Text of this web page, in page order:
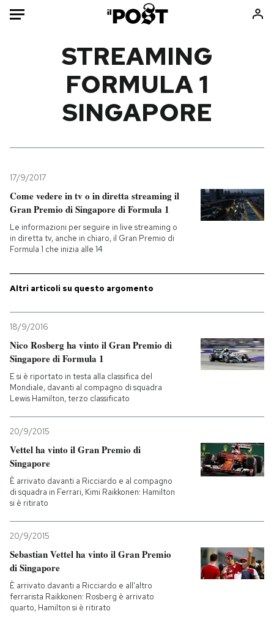
Mondo
Internet
Scienza
Cultura
Economia
Sport
Moda
Libri
Media
Europa
Altrecose
Mondiali calcio 2026
I MIEI PREFERITI
SHOP
AREA PERSONALE
STREAMING
FORMULA 1
SINGAPORE
17/9/2017
Come vedere in tv o in diretta streaming il
Gran Premio di Singapore di Formula 1
Le informazioni per seguire in live streaming o
in diretta tv, anche in chiaro, il Gran Premio di
Formula 1 che inizia alle 14
Altri articoli su questo argomento
18/9/2016
Nico Rosberg ha vinto il Gran Premio di
Singapore di Formula 1
E si è riportato in testa alla classifica del
Mondiale, davanti al compagno di squadra
Lewis Hamilton, terzo classificato
20/9/2015
Vettel ha vinto il Gran Premio di
Singapore
È arrivato davanti a Ricciardo e al compagno
di squadra in Ferrari, Kimi Raikkonen: Hamilton
si è ritirato
20/9/2015
Sebastian Vettel ha vinto il Gran Premio
di Singapore
È arrivato davanti a Ricciardo e all'altro
ferrarista Raikkonen: Rosberg è arrivato
quarto, Hamilton si è ritirato